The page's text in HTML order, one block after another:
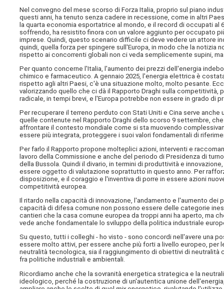
Nel convegno del mese scorso di Forza Italia, proprio sul piano
questi anni, ha tenuto senza cadere in recessione, come in altri
la quarta economia esportatrice al mondo, e il record di occupati
soffrendo, ha resistito finora con un valore aggiunto per occupato
imprese. Quindi, questo scenario difficile ci deve vedere un attore
quindi, quella forza per spingere sull'Europa, in modo che la
rispetto ai concorrenti globali non ci veda semplicemente supini,
Per quanto concerne l'Italia, l'aumento dei prezzi dell'energia
chimico e farmaceutico. A gennaio 2025, l'energia elettrica è
rispetto agli altri Paesi, c'è una situazione molto, molto pesante.
valorizzando quello che ci dà il Rapporto Draghi sulla
radicale, in tempi brevi, e l'Europa potrebbe non essere in grado di
Per recuperare il terreno perduto con Stati Uniti e Cina serve
quelle contenute nel Rapporto Draghi dello scorso 9 settembre,
affrontare il contesto mondiale come si sta muovendo
essere più integrata, proteggere i suoi valori fondamentali di
Per farlo il Rapporto propone molteplici azioni, interventi e
lavoro della Commissione e anche del periodo di Presidenza di
della Bussola. Quindi il divario, in termini di produttività e
essere oggetto di valutazione soprattutto in questo anno. Per
disposizione, e il coraggio e l'inventiva di porre in essere azioni
competitività europea.
Il ritardo nella capacità di innovazione, l'andamento e l'aumento dei
capacità di difesa comune non possono essere delle categorie
cantieri che la casa comune europea da troppi anni ha aperto, ma
vede anche fondamentale lo sviluppo della politica industriale
Su questo, tutti i colleghi - ho visto - sono concordi nell'avere una
essere molto attivi, per essere anche più forti a livello europeo, per
neutralità tecnologica, sia il raggiungimento di obiettivi di
fra politiche industriali e ambientali.
Ricordiamo anche che la sovranità energetica strategica e la
ideologico, perché la costruzione di un'autentica unione